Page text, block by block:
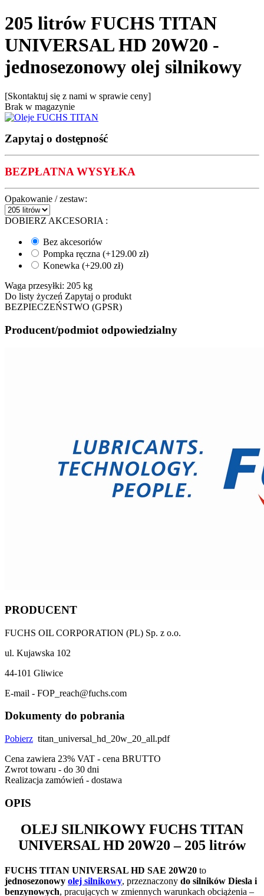
205 litrów FUCHS TITAN
UNIVERSAL HD 20W20 -
jednosezonowy olej silnikowy
[Skontaktuj się z nami w sprawie ceny]
Brak w magazynie
Zapytaj o dostępność
BEZPŁATNA WYSYŁKA
Opakowanie / zestaw:
DOBIERZ AKCESORIA :
Bez akcesoriów
Pompka ręczna (+129.00 zł)
Konewka (+29.00 zł)
Waga przesyłki: 205 kg
Do listy życzeń Zapytaj o produkt
BEZPIECZEŃSTWO (GPSR)
Producent/podmiot odpowiedzialny
PRODUCENT
FUCHS OIL CORPORATION (PL) Sp. z o.o.
ul. Kujawska 102
44-101 Gliwice
E-mail - FOP_reach@fuchs.com
Dokumenty do pobrania
Pobierz titan_universal_hd_20w_20_all.pdf
Cena zawiera 23% VAT - cena BRUTTO
Zwrot towaru - do 30 dni
Realizacja zamówień - dostawa
OPIS
OLEJ SILNIKOWY FUCHS TITAN
UNIVERSAL HD 20W20 – 205 litrów
FUCHS TITAN UNIVERSAL HD SAE 20W20 to
jednosezonowy olej silnikowy, przeznaczony do silników Diesla i
benzynowych, pracujących w zmiennych warunkach obciążenia –